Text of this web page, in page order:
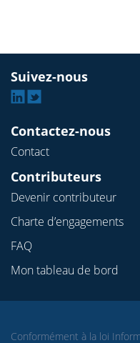
Suivez-nous
Linkedin
Contactez-nous
Contact
Contributeurs
Devenir contributeur
Charte d’engagements
FAQ
Mon tableau de bord
Conformément à la loi